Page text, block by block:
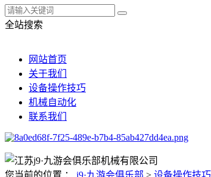
全站搜索
网站首页
关于我们
设备操作技巧
机械自动化
联系我们
您当前的位置 ： j9·九游会俱乐部 > 设备操作技巧